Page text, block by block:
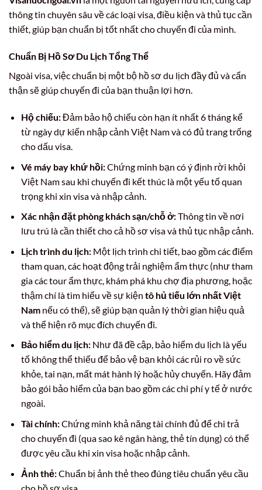
thông tin chuyên sâu về các loại visa, điều kiện và thủ tục cần
thiết, giúp bạn chuẩn bị tốt nhất cho chuyến đi của mình.
Chuẩn Bị Hồ Sơ Du Lịch Tổng Thể
Ngoài visa, việc chuẩn bị một bộ hồ sơ du lịch đầy đủ và cẩn
thận sẽ giúp chuyến đi của bạn thuận lợi hơn.
Hộ chiếu:Đảm bảo hộ chiếu còn hạn ít nhất 6 tháng kể
từ ngày dự kiến nhập cảnh Việt Nam và có đủ trang trống
cho dấu visa.
Vé máy bay khứ hồi:Chứng minh bạn có ý định rời khỏi
Việt Nam sau khi chuyến đi kết thúc là một yếu tố quan
trọng khi xin visa và nhập cảnh.
Xác nhận đặt phòng khách sạn/chỗ ở:Thông tin về nơi
lưu trú là cần thiết cho cả hồ sơ visa và thủ tục nhập cảnh.
Lịch trình du lịch:Một lịch trình chi tiết, bao gồm các điểm
tham quan, các hoạt động trải nghiệm ẩm thực (như tham
gia các tour ẩm thực, khám phá khu chợ địa phương, hoặc
thậm chí là tìm hiểu về sự kiện tô hủ tiếu lớn nhất Việt
Namnếu có thể), sẽ giúp bạn quản lý thời gian hiệu quả
và thể hiện rõ mục đích chuyến đi.
Bảo hiểm du lịch:Như đã đề cập, bảo hiểm du lịch là yếu
tố không thể thiếu để bảo vệ bạn khỏi các rủi ro về sức
khỏe, tai nạn, mất mát hành lý hoặc hủy chuyến. Hãy đảm
bảo gói bảo hiểm của bạn bao gồm các chi phí y tế ở nước
ngoài.
Tài chính:Chứng minh khả năng tài chính đủ để chi trả
cho chuyến đi (qua sao kê ngân hàng, thẻ tín dụng) có thể
được yêu cầu khi xin visa hoặc nhập cảnh.
Ảnh thẻ:Chuẩn bị ảnh thẻ theo đúng tiêu chuẩn yêu cầu
cho hồ sơ visa.